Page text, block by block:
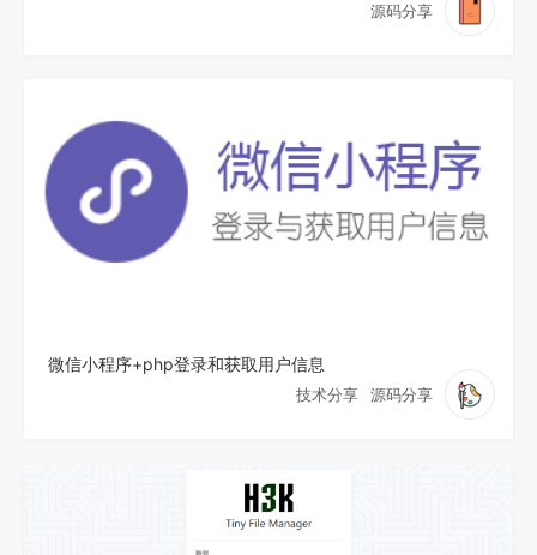
源码分享
微信小程序+php登录和获取用户信息
源码分享
技术分享